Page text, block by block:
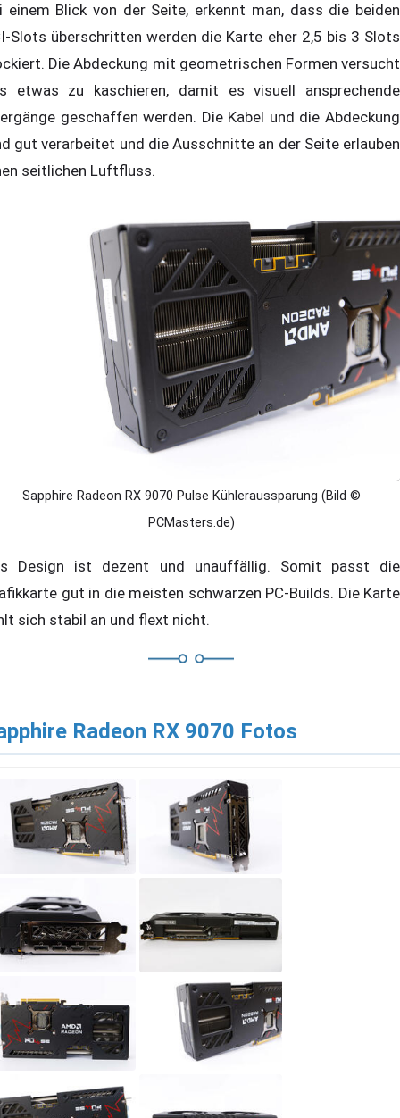
einem Blick von der Seite, erkennt man, dass die beiden
Slots überschritten werden die Karte eher 2,5 bis 3 Slots
Die Abdeckung mit geometrischen Formen versucht
etwas zu kaschieren, damit es visuell ansprechende
geschaffen werden. Die Kabel und die Abdeckung
gut verarbeitet und die Ausschnitte an der Seite erlauben
seitlichen Luftfluss.
Sapphire Radeon RX 9070 Pulse Kühleraussparung (Bild ©
PCMasters.de)
Design ist dezent und unauffällig. Somit passt die
gut in die meisten schwarzen PC-Builds. Die Karte
sich stabil an und flext nicht.
Radeon RX 9070 Fotos